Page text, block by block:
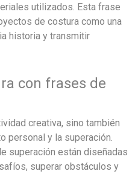
utilizados. Esta frase
de costura como una
historia y transmitir
con frases de
creativa, sino también
personal y la superación.
superación están diseñadas
superar obstáculos y